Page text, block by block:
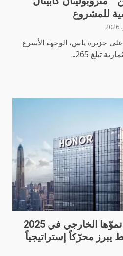
للمشروع
جزيرة ياس، الوجهة الأسرع
تبلغ 265...
HONOR تُسرّع وتيرة نموّها الخارجي في 2025
محرّكاً إستراتيجياً